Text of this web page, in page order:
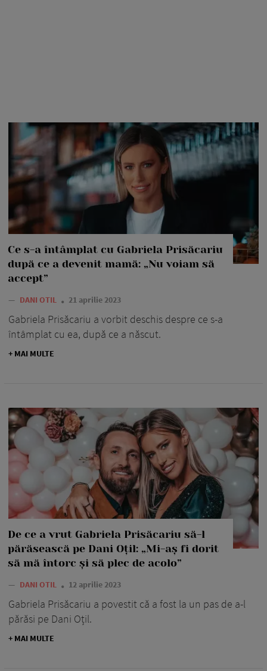
Ce s-a întâmplat cu Gabriela Prisăcariu
după ce a devenit mamă: „Nu voiam să
accept”
— DANI OTIL 21 aprilie 2023
Gabriela Prisăcariu a vorbit deschis despre ce s-a
întâmplat cu ea, după ce a născut.
+ MAI MULTE
De ce a vrut Gabriela Prisăcariu să-l
părăsească pe Dani Oțil: „Mi-aș fi dorit
să mă întorc și să plec de acolo”
— DANI OTIL 12 aprilie 2023
Gabriela Prisăcariu a povestit că a fost la un pas de a-l
părăsi pe Dani Oțil.
+ MAI MULTE